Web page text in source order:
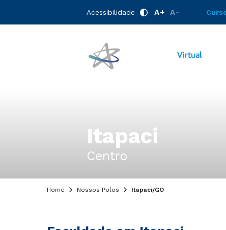
Acessibilidade A+ A-
Itapaci
Centro
Home Nossos Polos Itapaci/GO